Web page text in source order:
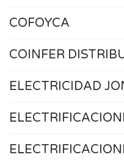
COFOYCA
COINFER
ELECTRICIDAD